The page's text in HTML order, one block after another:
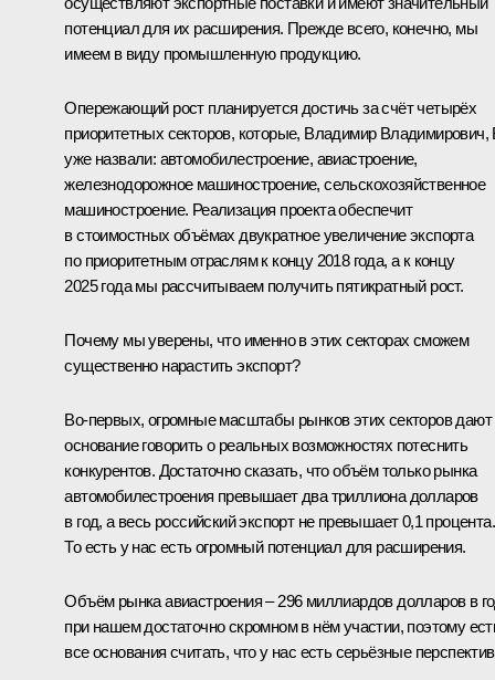
потенциал для их расширения. Прежде всего, конечно, мы
имеем в виду промышленную продукцию.
Опережающий рост планируется достичь за счёт четырёх
приоритетных секторов, которые, Владимир
уже назвали: автомобилестроение, авиастроение,
железнодорожное машиностроение, сельскохозяйственное
машиностроение. Реализация проекта обеспечит
в стоимостных объёмах двукратное увеличение экспорта
по приоритетным отраслям к концу 2018 года, а к концу
2025 года мы рассчитываем получить пятикратный рост.
Почему мы уверены, что именно в этих секторах сможем
существенно нарастить экспорт?
Во‑первых, огромные масштабы рынков этих секторов дают
основание говорить о реальных возможностях потеснить
конкурентов. Достаточно сказать, что объём только рынка
автомобилестроения превышает два триллиона долларов
в год, а весь российский экспорт не превышает 0,1 процента.
То есть у нас есть огромный потенциал для расширения.
Объём рынка авиастроения – 296 миллиардов долларов в
при нашем достаточно скромном в нём участии, поэтому
все основания считать, что у нас есть серьёзные